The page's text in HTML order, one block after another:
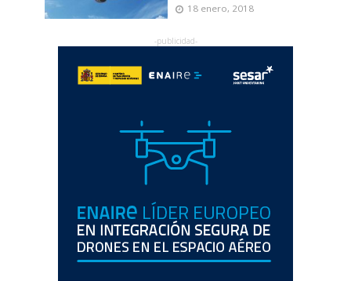
18 enero, 2018